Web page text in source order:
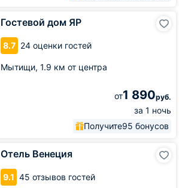
Гостевой дом ЯР
8.7 24 оценки гостей
Мытищи, 1.9 км от центра
от1 890руб.
за 1 ночь
Получите95 бонусов
Отель Венеция
9.1 45 отзывов гостей